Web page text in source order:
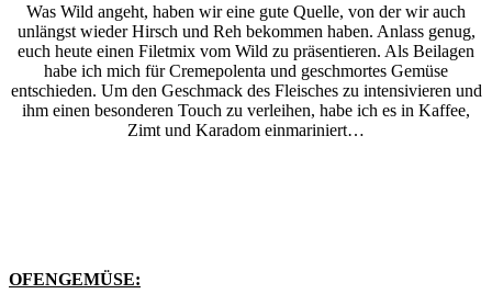
Was Wild angeht, haben wir eine gute Quelle, von der wir auch
unlängst wieder Hirsch und Reh bekommen haben. Anlass genug,
euch heute einen Filetmix vom Wild zu präsentieren. Als Beilagen
habe ich mich für Cremepolenta und geschmortes Gemüse
entschieden. Um den Geschmack des Fleisches zu intensivieren und
ihm einen besonderen Touch zu verleihen, habe ich es in Kaffee,
Zimt und Karadom einmariniert…
OFENGEMÜSE: